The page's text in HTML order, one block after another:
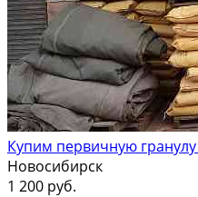
Купим первичную
Новосибирск
1 200 руб.